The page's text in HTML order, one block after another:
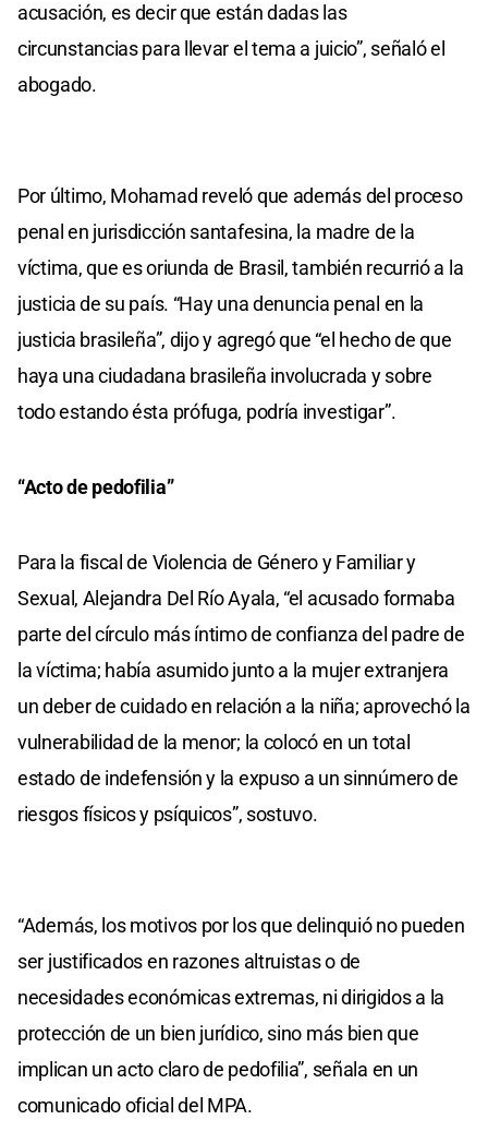
acusación, es decir que están dadas las
circunstancias para llevar el tema a juicio”, señaló el
abogado.
Por último, Mohamad reveló que además del proceso
penal en jurisdicción santafesina, la madre de la
víctima, que es oriunda de Brasil, también recurrió a la
justicia de su país. “Hay una denuncia penal en la
justicia brasileña”, dijo y agregó que “el hecho de que
haya una ciudadana brasileña involucrada y sobre
todo estando ésta prófuga, podría investigar”.
“Acto de pedofilia”
Para la fiscal de Violencia de Género y Familiar y
Sexual, Alejandra Del Río Ayala, “el acusado formaba
parte del círculo más íntimo de confianza del padre de
la víctima; había asumido junto a la mujer extranjera
un deber de cuidado en relación a la niña; aprovechó la
vulnerabilidad de la menor; la colocó en un total
estado de indefensión y la expuso a un sinnúmero de
riesgos físicos y psíquicos”, sostuvo.
“Además, los motivos por los que delinquió no pueden
ser justificados en razones altruistas o de
necesidades económicas extremas, ni dirigidos a la
protección de un bien jurídico, sino más bien que
implican un acto claro de pedofilia”, señala en un
comunicado oficial del MPA.